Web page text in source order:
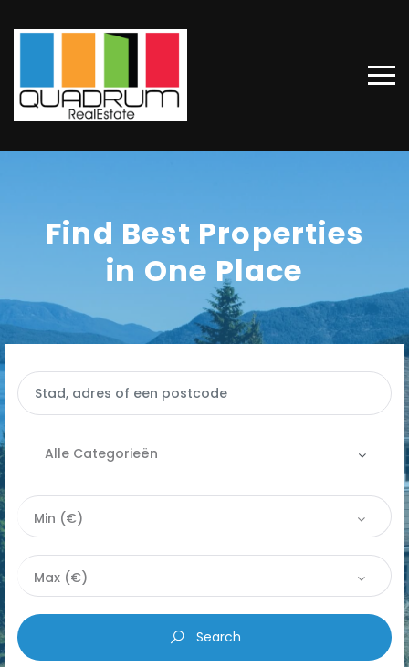
Find Best Properties
in One Place
Alle Categorieën
Alle categorieën
|-Apartement
|-Commercieel
Min (€)
Max (€)
Search